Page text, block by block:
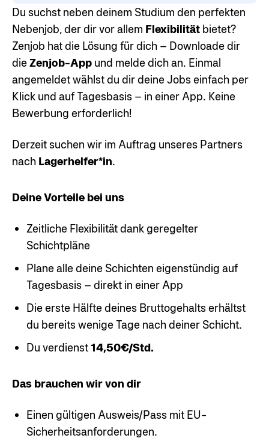
Du suchst neben deinem Studium den perfekten
Nebenjob, der dir vor allem Flexibilität bietet?
Zenjob hat die Lösung für dich – Downloade dir
dieZenjob-App und melde dich an. Einmal
angemeldet wählst du dir deine Jobs einfach per
Klick und auf Tagesbasis – in einer App. Keine
Bewerbung erforderlich!
Derzeit suchen wir im Auftrag unseres Partners
nach Lagerhelfer*in.
Deine Vorteile bei uns
Zeitliche Flexibilität dank geregelter
Schichtpläne
Plane alle deine Schichten eigenstündig auf
Tagesbasis – direkt in einer App
Die erste Hälfte deines Bruttogehalts erhältst
du bereits wenige Tage nach deiner Schicht.
Du verdienst14,50€/Std.
Das brauchen wir von dir
Einen gültigen Ausweis/Pass mit EU-
Sicherheitsanforderungen.